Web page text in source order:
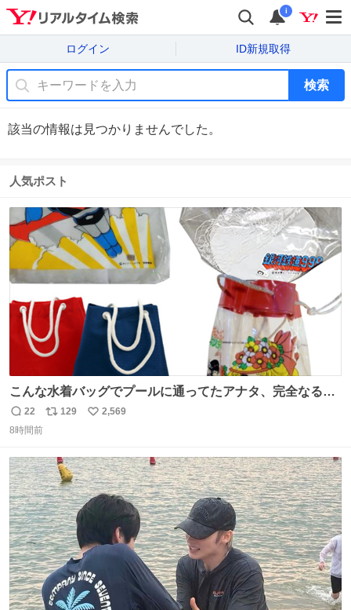
i
ログイン ID新規取得
検索
該当の情報は見つかりませんでした。
人気ポスト
こんな水着バッグでプールに通ってたアナタ、完全なる同
世代（笑） #70年代 #80年代 #昭和レトロ
返
信
22
リ
ト
数
129
い
数
2,569
8時間前